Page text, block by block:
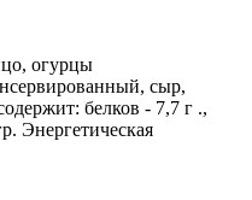
огурцы
сыр,
белков - 7,7 г .,
Энергетическая